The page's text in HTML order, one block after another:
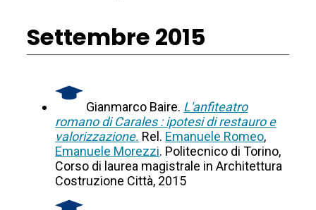
Settembre 2015
Gianmarco Baire. L'anfiteatro
romano di Carales : ipotesi di restauro e
valorizzazione. Rel. Emanuele Romeo,
Emanuele Morezzi. Politecnico di Torino,
Corso di laurea magistrale in Architettura
Costruzione Città, 2015